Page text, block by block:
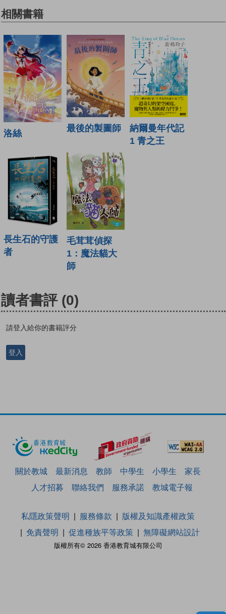
相關書籍
洛絲 最後的製圖師
納爾曼年代記
1 青之王
長生石的守護
者
毛茸茸偵探
1：魔法貓大
師
讀者書評 (0)
請登入給你的書籍評分
登入
關於教城 最新消息 教師 中學生 小學生
家長
人才招募
聯絡我們 服務承諾 教城電子報
版權所有© 2026 香港教育城有限公司
私隱政策聲明 服務條款
版權及知識產權政策
免責聲明
促進種族平等政策 無障礙網站設計